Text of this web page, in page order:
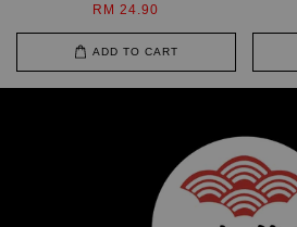
RM 24.90
ADD TO CART